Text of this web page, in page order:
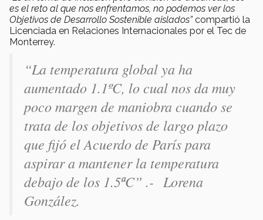
es el reto al que nos enfrentamos, no podemos ver los
Objetivos de Desarrollo Sostenible aislados”compartió la
Licenciada en Relaciones Internacionales por el Tec de
Monterrey.
“La temperatura global ya ha
aumentado 1.1ºC, lo cual nos da muy
poco margen de maniobra cuando se
trata de los objetivos de largo plazo
que fijó el Acuerdo de París para
aspirar a mantener la temperatura
debajo de los 1.5ªC” .- Lorena
González.